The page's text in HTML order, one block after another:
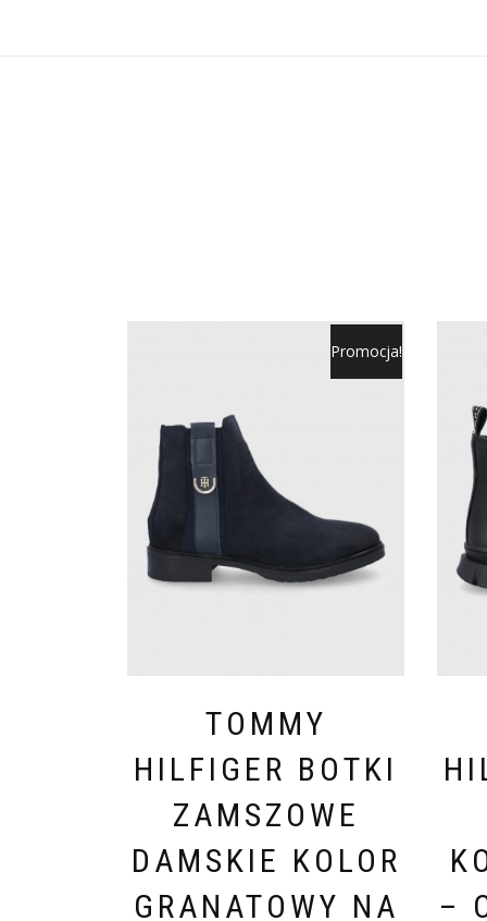
TOMMY
HILFIGER BOTKI
ZAMSZOWE
DAMSKIE KOLOR
GRANATOWY NA
Promocja!
–